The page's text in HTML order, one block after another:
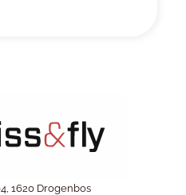
1620 Drogenbos